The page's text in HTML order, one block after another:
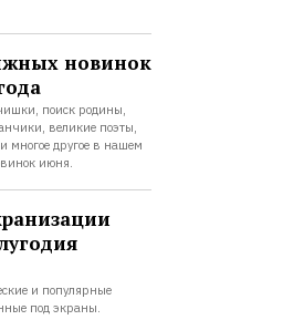
новинок
поиск родины,
великие поэты,
многое другое в нашем
июня.
и популярные
под экраны.